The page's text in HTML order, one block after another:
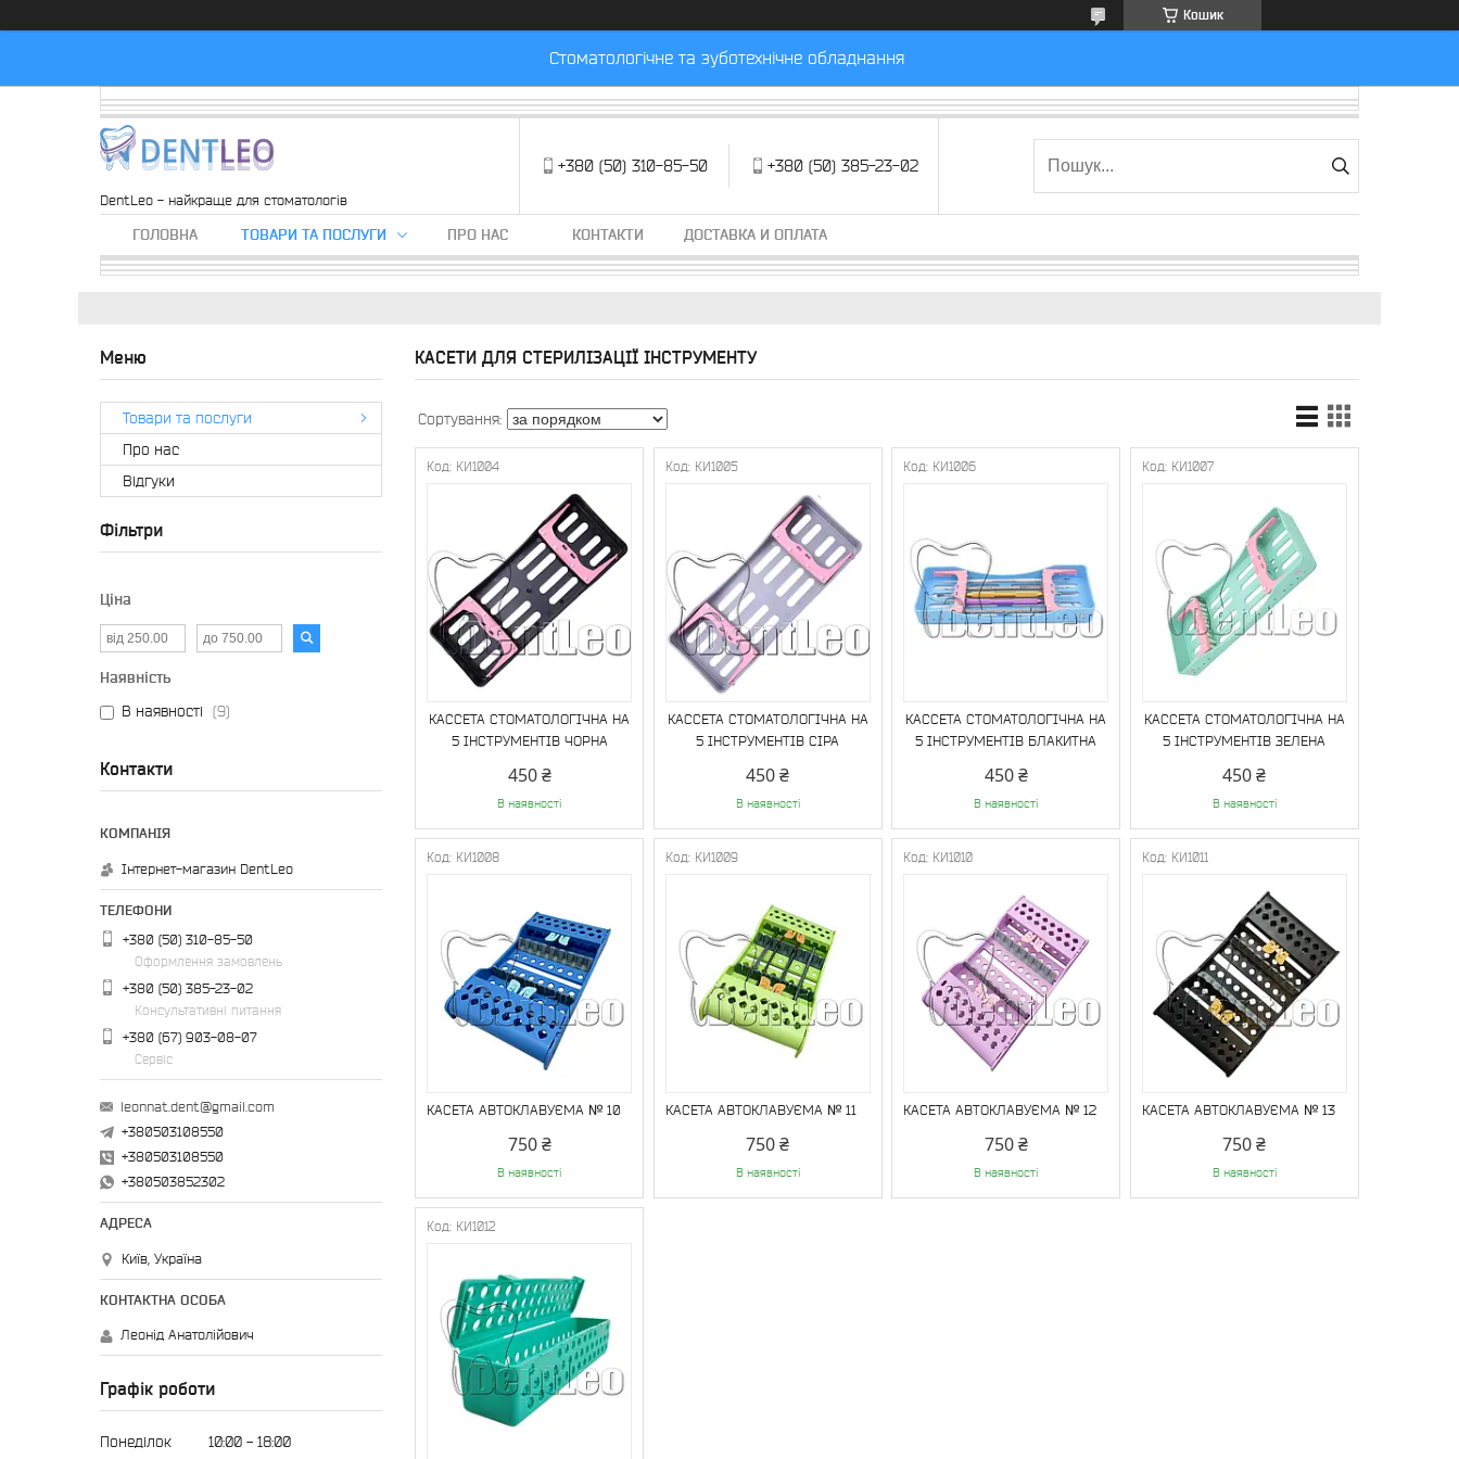
Кошик
Стоматологічне та зуботехнічне обладнання
DentLeo - найкраще для стоматологів
+380 (50) 310-85-50 +380 (50) 385-23-02
ГОЛОВНА ТОВАРИ ТА ПОСЛУГИ ПРО НАС КОНТАКТИ ДОСТАВКА И ОПЛАТА
КАСЕТИ ДЛЯ СТЕРИЛІЗАЦІЇ ІНСТРУМЕНТУ
КИ1004
КАССЕТА СТОМАТОЛОГІЧНА НА
5 ІНСТРУМЕНТІВ ЧОРНА
450 ₴
В наявності
КИ1005
КАССЕТА СТОМАТОЛОГІЧНА НА
5 ІНСТРУМЕНТІВ СІРА
450 ₴
В наявності
КИ1006
КАССЕТА СТОМАТОЛОГІЧНА НА
5 ІНСТРУМЕНТІВ БЛАКИТНА
450 ₴
В наявності
КИ1007
КАССЕТА СТОМАТОЛОГІЧНА НА
5 ІНСТРУМЕНТІВ ЗЕЛЕНА
450 ₴
В наявності
КИ1008
КАСЕТА АВТОКЛАВУЄМА № 10
750 ₴
В наявності
КИ1009
КАСЕТА АВТОКЛАВУЄМА № 11
750 ₴
В наявності
КИ1010
КАСЕТА АВТОКЛАВУЄМА № 12
750 ₴
В наявності
КИ1011
КАСЕТА АВТОКЛАВУЄМА № 13
750 ₴
В наявності
КИ1012
Товари та послуги
Про нас
Вiдгуки
Фільтри
Ціна
Наявність
В наявності
9
Контакти
Інтернет-магазин DentLeo
+380 (50) 310-85-50
Оформлення замовлень
+380 (50) 385-23-02
Консультативні питання
+380 (67) 903-08-07
Сервіс
leonnat.dent@gmail.com
+380503108550
+380503108550
+380503852302
Київ, Україна
Леонід Анатолійович
Графік роботи
Понеділок 10:00 18:00